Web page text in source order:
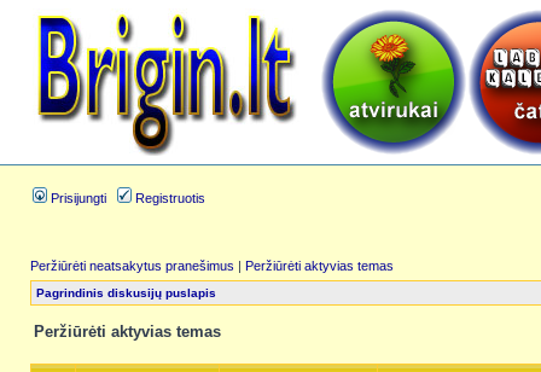
Prisijungti Registruotis
Peržiūrėti neatsakytus pranešimus | Peržiūrėti aktyvias temas
Pagrindinis diskusijų puslapis
Peržiūrėti aktyvias temas